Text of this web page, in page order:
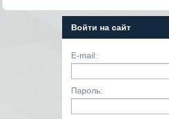
Войти на сайт
E-mail:
Пароль: